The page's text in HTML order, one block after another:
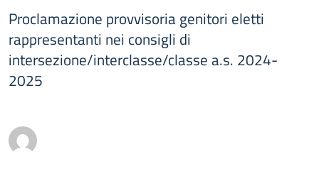
Proclamazione provvisoria genitori eletti
rappresentanti nei consigli di
intersezione/interclasse/classe a.s. 2024-
2025